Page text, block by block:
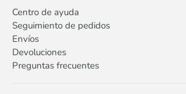
Centro de ayuda
Seguimiento de pedidos
Envíos
Devoluciones
Preguntas frecuentes